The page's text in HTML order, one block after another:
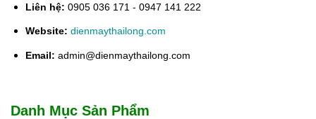
Liên hệ: 0905 036 171 - 0947 141 222
Website: dienmaythailong.com
Email: admin@dienmaythailong.com
Danh Mục Sản Phẩm